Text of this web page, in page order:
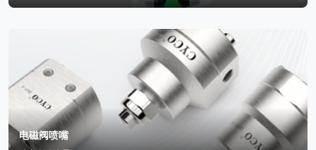
电磁阀喷嘴